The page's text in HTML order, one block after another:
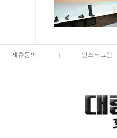
제휴문의 인스타그램